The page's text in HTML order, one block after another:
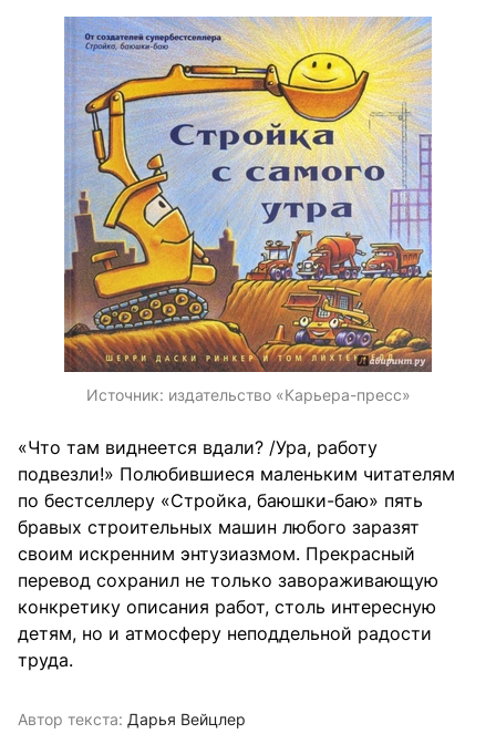
Источник: издательство «Карьера-пресс»
«Что там виднеется вдали? /Ура, работу
подвезли!» Полюбившиеся маленьким читателям
по бестселлеру «Стройка, баюшки-баю» пять
бравых строительных машин любого заразят
своим искренним энтузиазмом. Прекрасный
перевод сохранил не только завораживающую
конкретику описания работ, столь интересную
детям, но и атмосферу неподдельной радости
труда.
Автор текста: Дарья Вейцлер